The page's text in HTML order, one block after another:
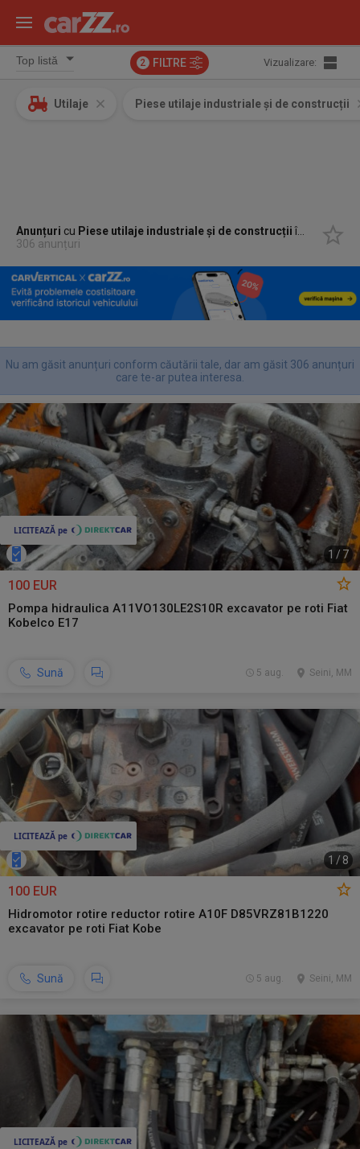
2 FILTRE Vizualizare:
Utilaje Piese utilaje industriale și de construcții
Anunțuri cu Piese utilaje industriale și de construcțiiîn
Livada
306 anunțuri
Nu am găsit anunțuri conform căutării tale, dar am găsit 306 anunțuri
care te-ar putea interesa.
1 / 7
100 EUR
Pompa hidraulica A11VO130LE2S10R excavator pe roti Fiat
Kobelco E17
Sună Seini, MM
5 aug.
1 /8
100 EUR
Hidromotor rotire reductor rotire A10F D85VRZ81B1220
excavator pe roti Fiat Kobe
Sună Seini, MM
5 aug.